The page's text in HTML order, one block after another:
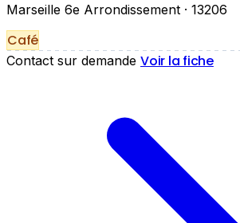
Marseille 6e Arrondissement · 13206
Café
Contact sur demande Voir la fiche